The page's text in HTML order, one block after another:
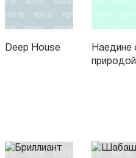
Deep House
Наедине
природой